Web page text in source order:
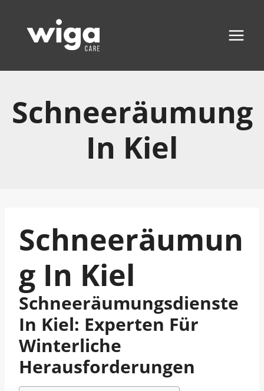
Inhalt
springen
Schneeräumung
In Kiel
Schneeräumun
G In Kiel
Schneeräumungsdienste
In Kiel: Experten Für
Winterliche
Herausforderungen